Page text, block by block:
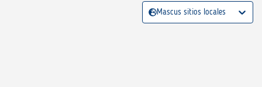
Mascus sitios locales